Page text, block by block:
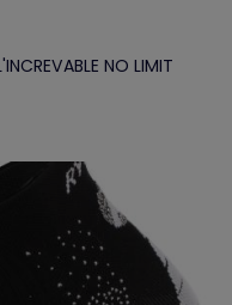
NO LIMIT